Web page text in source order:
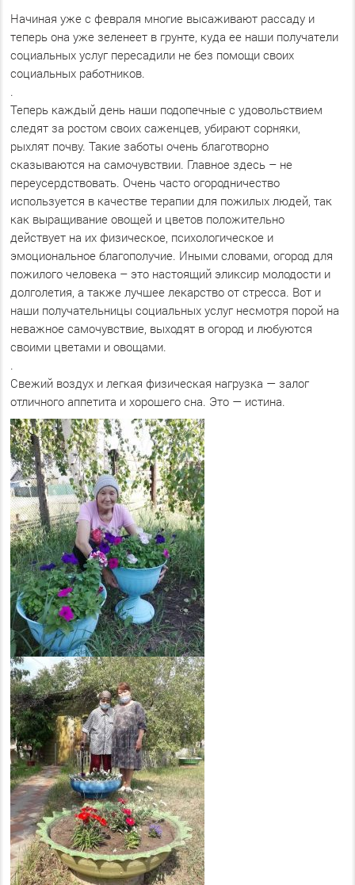
Начиная уже с февраля многие высаживают рассаду и
теперь она уже зеленеет в грунте, куда ее наши получатели
социальных услуг пересадили не без помощи своих
социальных работников.
.
Теперь каждый день наши подопечные с удовольствием
следят за ростом своих саженцев, убирают сорняки,
рыхлят почву. Такие заботы очень благотворно
сказываются на самочувствии. Главное здесь – не
переусердствовать. Очень часто огородничество
используется в качестве терапии для пожилых людей, так
как выращивание овощей и цветов положительно
действует на их физическое, психологическое и
эмоциональное благополучие. Иными словами, огород для
пожилого человека – это настоящий эликсир молодости и
долголетия, а также лучшее лекарство от стресса. Вот и
наши получательницы социальных услуг несмотря порой на
неважное самочувствие, выходят в огород и любуются
своими цветами и овощами.
.
Свежий воздух и легкая физическая нагрузка — залог
отличного аппетита и хорошего сна. Это — истина.